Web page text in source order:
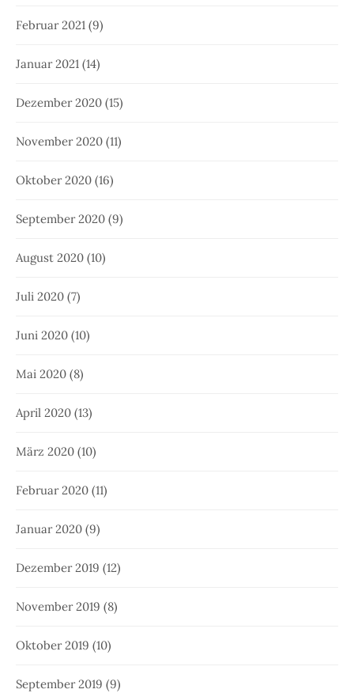
Februar 2021 (9)
Januar 2021 (14)
Dezember 2020 (15)
November 2020 (11)
Oktober 2020 (16)
September 2020 (9)
August 2020 (10)
Juli 2020 (7)
Juni 2020 (10)
Mai 2020 (8)
April 2020 (13)
März 2020 (10)
Februar 2020 (11)
Januar 2020 (9)
Dezember 2019 (12)
November 2019 (8)
Oktober 2019 (10)
September 2019 (9)